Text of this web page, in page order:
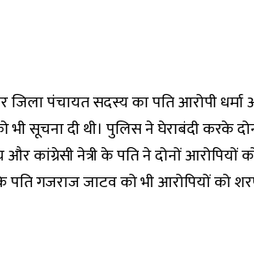
जिला पंचायत सदस्य का पति आरोपी
सूचना दी थी। पुलिस ने घेराबंदी करके
कांग्रेसी नेत्री के पति ने दोनों आरोपियों
गजराज जाटव को भी आरोपियों